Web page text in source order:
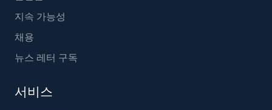
지속 가능성
채용
뉴스 레터 구독
서비스